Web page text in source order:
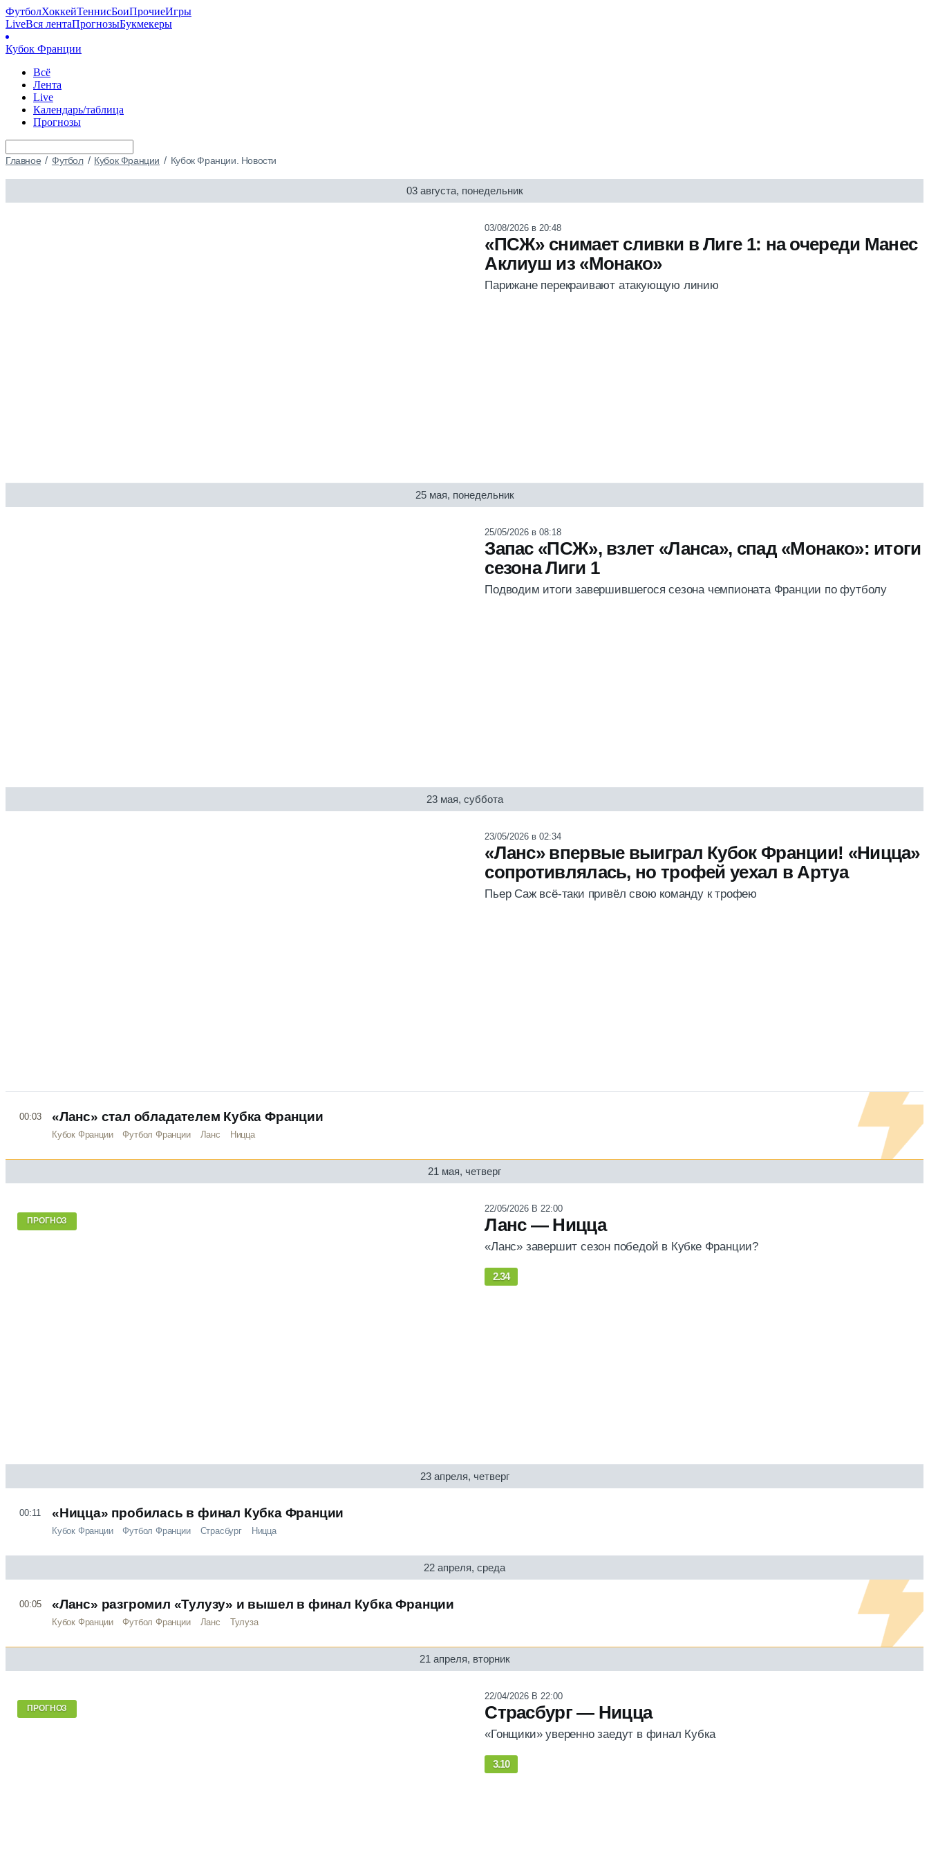
ФутболХоккейТеннисБоиПрочиеИгры
LiveВся лентаПрогнозыБукмекеры
Кубок Франции
Всё
Лента
Live
Календарь/таблица
Прогнозы
Главное / Футбол / Кубок Франции / Кубок Франции. Новости
03 августа, понедельник
03/08/2026 в 20:48
«ПСЖ» снимает сливки в Лиге 1: на очереди Манес
Аклиуш из «Монако»
Парижане перекраивают атакующую линию
25 мая, понедельник
25/05/2026 в 08:18
Запас «ПСЖ», взлет «Ланса», спад «Монако»: итоги
сезона Лиги 1
Подводим итоги завершившегося сезона чемпионата Франции по футболу
23 мая, суббота
23/05/2026 в 02:34
«Ланс» впервые выиграл Кубок Франции! «Ницца»
сопротивлялась, но трофей уехал в Артуа
Пьер Саж всё-таки привёл свою команду к трофею
00:03 «Ланс» стал обладателем Кубка Франции
Кубок Франции Футбол Франции Ланс Ницца
21 мая, четверг
ПРОГНОЗ
22/05/2026 В 22:00
Ланс — Ницца
«Ланс» завершит сезон победой в Кубке Франции?
2.34
23 апреля, четверг
00:11 «Ницца» пробилась в финал Кубка Франции
Кубок Франции Футбол Франции Страсбург Ницца
22 апреля, среда
00:05 «Ланс» разгромил «Тулузу» и вышел в финал Кубка Франции
Кубок Франции Футбол Франции Ланс Тулуза
21 апреля, вторник
ПРОГНОЗ
22/04/2026 В 22:00
Страсбург — Ницца
«Гонщики» уверенно заедут в финал Кубка
3.10